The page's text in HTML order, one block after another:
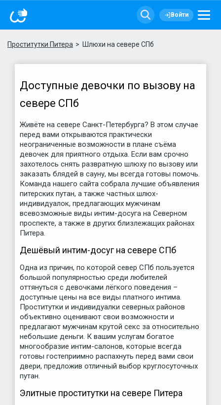
Войти
Проститутки Питера Шлюхи на севере СПб
Доступные девочки по вызову на
севере СПб
Живёте на севере Санкт-Петербурга? В этом случае
перед вами открываются практически
неограниченные возможности в плане съёма
девочек для приятного отдыха. Если вам срочно
захотелось снять развратную шлюху по вызову или
заказать блядей в сауну, мы всегда готовы помочь.
Команда нашего сайта собрала лучшие объявления
питерских путан, а также частных шлюх-
индивидуалок, предлагающих мужчинам
всевозможные виды интим-досуга на Северном
проспекте, а также в других близлежащих районах
Питера.
Дешёвый интим-досуг на севере СПб
Одна из причин, по которой север СПб пользуется
большой популярностью среди любителей
оттянуться с девочками лёгкого поведения –
доступные цены на все виды платного интима.
Проститутки и индивидуалки северных районов
объективно оценивают свои возможности и
предлагают мужчинам крутой секс за относительно
небольшие деньги. К вашим услугам богатое
многообразие интим-салонов, которые всегда
готовы гостеприимно распахнуть перед вами свои
двери, предложив отличный выбор круглосуточных
путан.
Элитные проститутки на севере Питера